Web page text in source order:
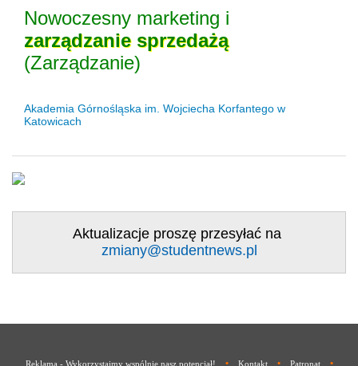
Nowoczesny marketing i
zarządzanie sprzedażą
(Zarządzanie)
Akademia Górnośląska im. Wojciecha Korfantego w
Katowicach
Aktualizacje proszę przesyłać na
zmiany@studentnews.pl
Reklama - Wykorzystajmy wspólnie nasz potencjał! • Kontakt • Patronat •